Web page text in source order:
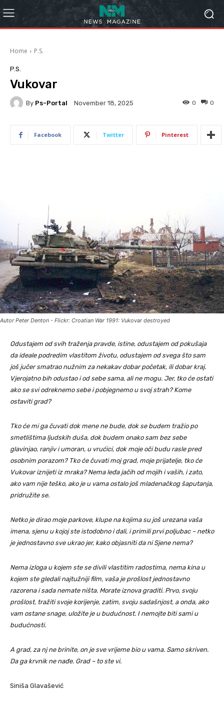
Home P.S.
P.S.
Vukovar
By Ps-Portal November 18, 2025 0
0
Facebook Twitter Pinterest
Autor Peter Denton - Flickr: Croatian War 1991: Vukovar destroyed
Odustajem od svih traženja pravde, istine, odustajem od pokušaja
da ideale podredim vlastitom životu, odustajem od svega što sam
još jučer smatrao nužnim za nekakav dobar početak, ili dobar kraj.
Vjerojatno bih odustao i od sebe sama, ali ne mogu. Jer, tko će ostati
ako se svi odreknemo sebe i pobjegnemo u svoj strah? Kome
ostaviti grad?
Tko će mi ga čuvati dok mene ne bude, dok se budem tražio po
smetlištima ljudskih duša, dok budem onako sam bez sebe
glavinjao, ranjiv i umoran, u vrućici, dok moje oči budu rasle pred
osobnim porazom? Tko će čuvati moj grad, moje prijatelje, tko će
Vukovar iznijeti iz mraka? Nema leđa jačih od mojih i vaših, i zato,
ako vam nije teško, ako je u vama ostalo još mladenačkog šaputanja,
pridružite se.
Netko je dirao moje parkove, klupe na kojima su još urezana vaša
imena, sjenu u kojoj ste istodobno i dali, i primili prvi poljubac – netko
je jednostavno sve ukrao jer, kako objasniti da ni Sjene nema?
Nema izloga u kojem ste se divili vlastitim radostima, nema kina u
kojem ste gledali najtužniji film, vaša je prošlost jednostavno
razorena i sada nemate ništa. Morate iznova graditi. Prvo, svoju
prošlost, tražiti svoje korijenje, zatim, svoju sadašnjost, a onda, ako
vam ostane snage, uložite je u budućnost. I nemojte biti sami u
budućnosti.
A grad, za nj ne brinite, on je sve vrijeme bio u vama. Samo skriven.
Da ga krvnik ne nađe. Grad – to ste vi.
Siniša Glavašević